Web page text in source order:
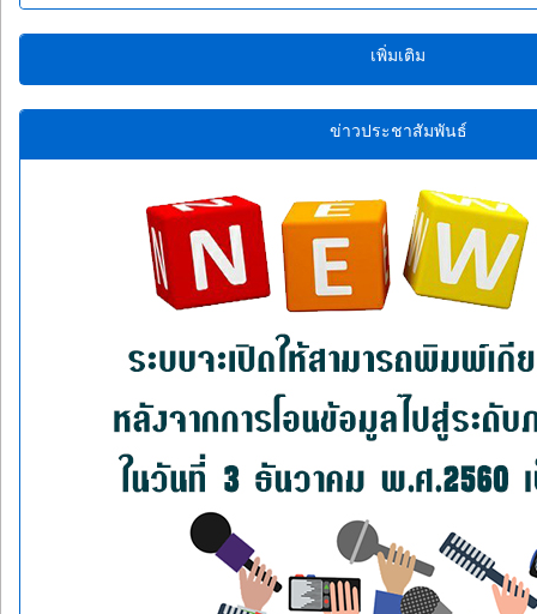
เพิ่มเติม
ข่าวประชาสัมพันธ์